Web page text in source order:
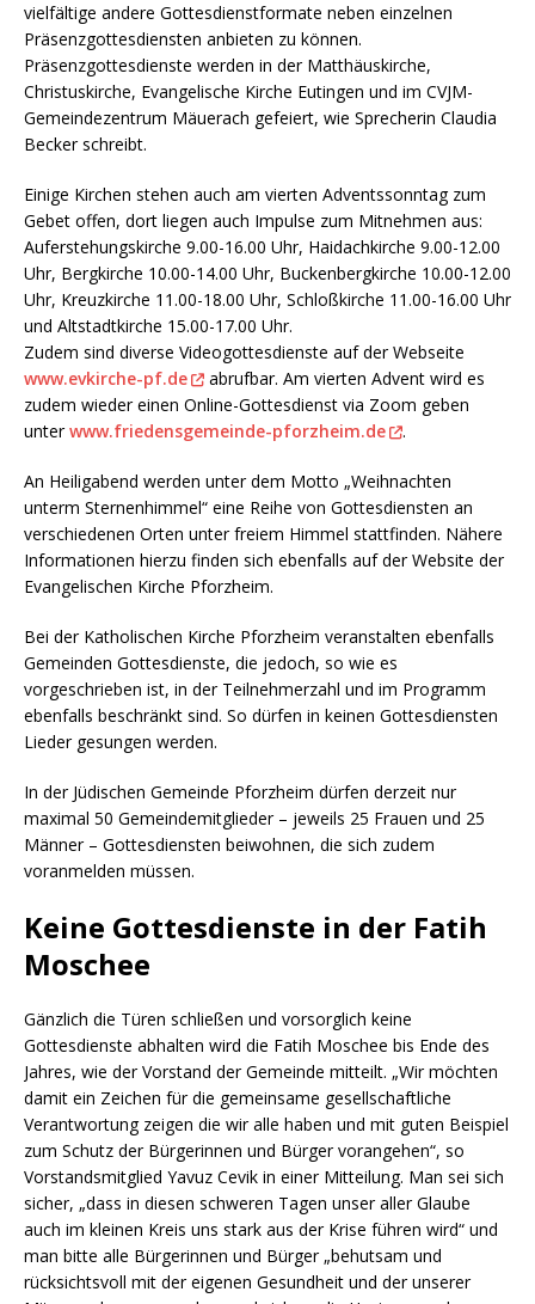
vielfältige andere Gottesdienstformate neben einzelnen
Präsenzgottesdiensten anbieten zu können.
Präsenzgottesdienste werden in der Matthäuskirche,
Christuskirche, Evangelische Kirche Eutingen und im CVJM-
Gemeindezentrum Mäuerach gefeiert, wie Sprecherin Claudia
Becker schreibt.
Einige Kirchen stehen auch am vierten Adventssonntag zum
Gebet offen, dort liegen auch Impulse zum Mitnehmen aus:
Auferstehungskirche 9.00-16.00 Uhr, Haidachkirche 9.00-12.00
Uhr, Bergkirche 10.00-14.00 Uhr, Buckenbergkirche 10.00-12.00
Uhr, Kreuzkirche 11.00-18.00 Uhr, Schloßkirche 11.00-16.00 Uhr
und Altstadtkirche 15.00-17.00 Uhr.
Zudem sind diverse Videogottesdienste auf der Webseite
www.evkirche-pf.de
abrufbar. Am vierten Advent wird es
zudem wieder einen Online-Gottesdienst via Zoom geben
unterwww.friedensgemeinde-pforzheim.de .
An Heiligabend werden unter dem Motto „Weihnachten
unterm Sternenhimmel“ eine Reihe von Gottesdiensten an
verschiedenen Orten unter freiem Himmel stattfinden. Nähere
Informationen hierzu finden sich ebenfalls auf der Website der
Evangelischen Kirche Pforzheim.
Bei der Katholischen Kirche Pforzheim veranstalten ebenfalls
Gemeinden Gottesdienste, die jedoch, so wie es
vorgeschrieben ist, in der Teilnehmerzahl und im Programm
ebenfalls beschränkt sind. So dürfen in keinen Gottesdiensten
Lieder gesungen werden.
In der Jüdischen Gemeinde Pforzheim dürfen derzeit nur
maximal 50 Gemeindemitglieder – jeweils 25 Frauen und 25
Männer – Gottesdiensten beiwohnen, die sich zudem
voranmelden müssen.
Keine Gottesdienste in der Fatih
Moschee
Gänzlich die Türen schließen und vorsorglich keine
Gottesdienste abhalten wird die Fatih Moschee bis Ende des
Jahres, wie der Vorstand der Gemeinde mitteilt. „Wir möchten
damit ein Zeichen für die gemeinsame gesellschaftliche
Verantwortung zeigen die wir alle haben und mit guten Beispiel
zum Schutz der Bürgerinnen und Bürger vorangehen“, so
Vorstandsmitglied Yavuz Cevik in einer Mitteilung. Man sei sich
sicher, „dass in diesen schweren Tagen unser aller Glaube
auch im kleinen Kreis uns stark aus der Krise führen wird“ und
man bitte alle Bürgerinnen und Bürger „behutsam und
rücksichtsvoll mit der eigenen Gesundheit und der unserer